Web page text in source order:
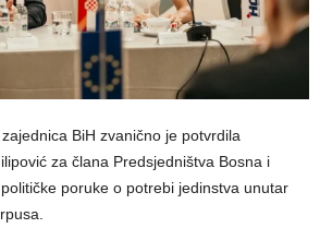
BiH zvanično je potvrdila
za člana Predsjedništva Bosna i
poruke o potrebi jedinstva unutar